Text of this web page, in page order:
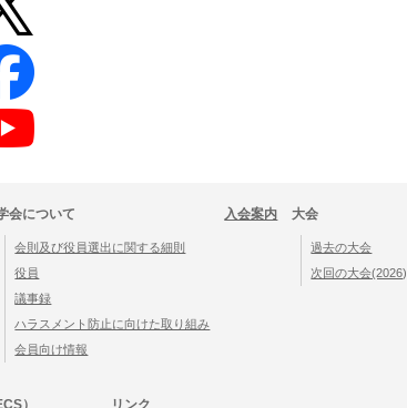
会について
会則及び役員選出に関する細則
役員
議事録
ハラスメント防止に向けた取り組み
​会員向け情報
入会案内 大会
過去の大会
次回の大会(2026)